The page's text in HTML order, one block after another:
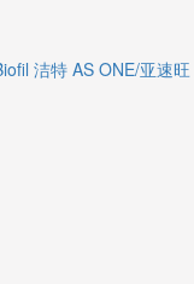
洁特AS ONE/亚速旺